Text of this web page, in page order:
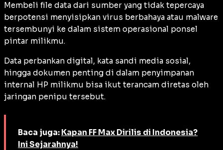
Membeli file data dari sumber yang tidak tepercaya
berpotensi menyisipkan virus berbahaya atau malware
tersembunyi ke dalam sistem operasional ponsel
pintar milikmu.
Data perbankan digital, kata sandi media sosial,
hingga dokumen penting di dalam penyimpanan
internal HP milikmu bisa ikut terancam diretas oleh
jaringan penipu tersebut.
Baca juga: Kapan FF Max Dirilis di Indonesia?
Ini Sejarahnya!